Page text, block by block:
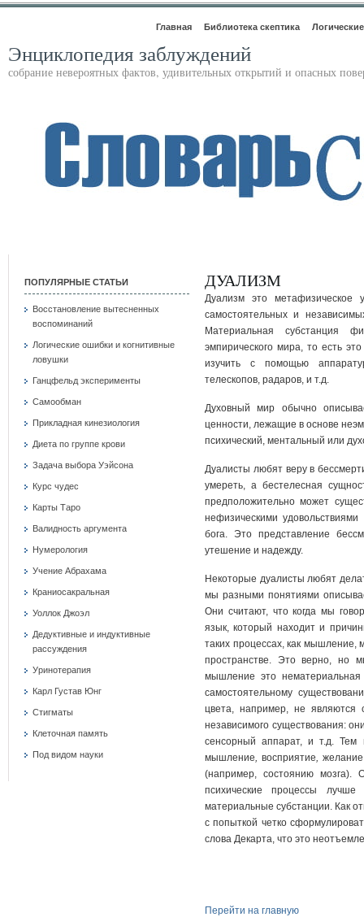
Главная Библиотека скептика
Энциклопедия заблуждений
собрание невероятных фактов, удивительных открытий и опасных
ПОПУЛЯРНЫЕ СТАТЬИ
Восстановление вытесненных
воспоминаний
Логические ошибки и когнитивные
ловушки
Ганцфельд эксперименты
Самообман
Прикладная кинезиология
Диета по группе крови
Задача выбора Уэйсона
Курс чудес
Карты Таро
Валидность аргумента
Нумерология
Учение Абрахама
Краниосакральная
Уоллок Джоэл
Дедуктивные и индуктивные
рассуждения
Уринотерапия
Карл Густав Юнг
Стигматы
Клеточная память
Под видом науки
ДУАЛИЗМ
Дуализм это метафизическое
самостоятельных и
Материальная субстанция
эмпирического мира, то есть
изучить с помощью
телескопов, радаров, и т.д.
Духовный мир обычно
ценности, лежащие в основе
психический, ментальный или
Дуалисты любят веру в
умереть, а бестелесная
предположительно может
нефизическими
бога. Это представление
утешение и надежду.
Некоторые дуалисты любят
мы разными понятиями
Они считают, что когда мы
язык, который находит и
таких процессах, как мышление,
пространстве. Это верно, но
мышление это нематериальная
самостоятельному
цвета, например, не являются
независимого существования:
сенсорный аппарат, и т.д. Тем
мышление
восприятие
(например, состоянию мозга).
психические процессы
материальные субстанции. Как
с попыткой четко
слова Декарта, что это
Перейти на главную